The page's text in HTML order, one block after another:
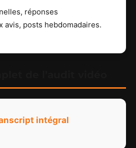
réponses
avis, posts hebdomadaires.
intégral